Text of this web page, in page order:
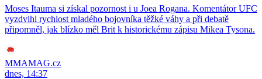
Moses Itauma si získal pozornost i u Joea Rogana. Komentátor UFC
vyzdvihl rychlost mladého bojovníka těžké váhy a při debatě
připomněl, jak blízko měl Brit k historickému zápisu Mikea Tysona.
MMAMAG.cz
dnes, 14:37